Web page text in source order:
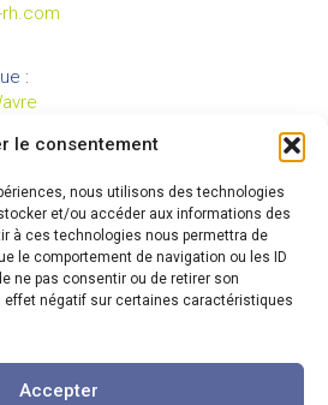
le consentement
nous utilisons des technologies
et/ou accéder aux informations des
à ces technologies nous permettra de
le comportement de navigation ou les ID
ne pas consentir ou de retirer son
effet négatif sur certaines caractéristiques
Accepter
:
de vente